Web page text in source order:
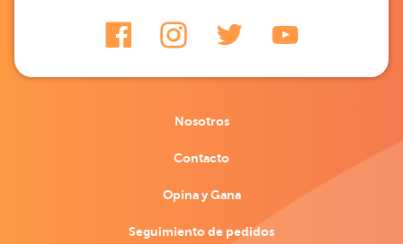
Nosotros
Contacto
Opina y Gana
Seguimiento de pedidos